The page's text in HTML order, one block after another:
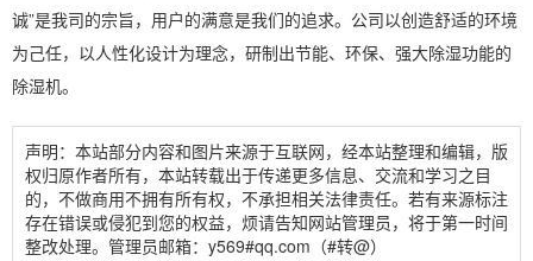
诚”是我司的宗旨，用户的满意是我们的追求。公司以创造舒适的环境
为己任，以人性化设计为理念，研制出节能、环保、强大除湿功能的
除湿机。
声明：本站部分内容和图片来源于互联网，经本站整理和编辑，版
权归原作者所有，本站转载出于传递更多信息、交流和学习之目
的，不做商用不拥有所有权，不承担相关法律责任。若有来源标注
存在错误或侵犯到您的权益，烦请告知网站管理员，将于第一时间
整改处理。管理员邮箱：y569#qq.com（#转@）